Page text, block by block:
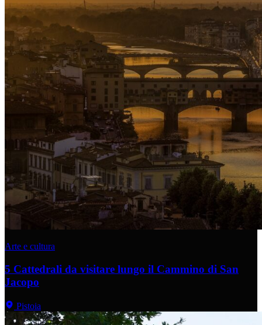
Arte e cultura
5 Cattedrali da visitare lungo il Cammino di San
Jacopo
Pistoia